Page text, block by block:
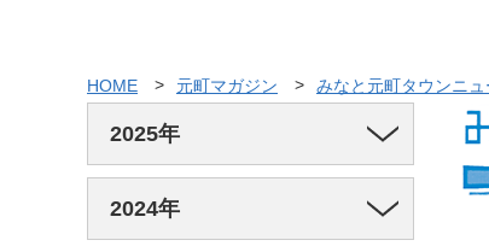
HOME 元町マガジン みなと元町タウンニュ
2025年
2024年